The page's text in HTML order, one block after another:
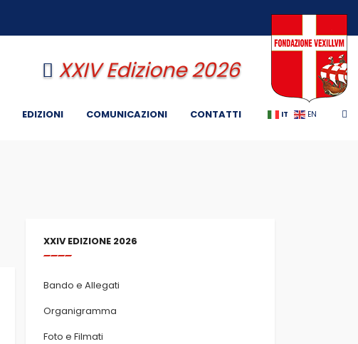
XXIV Edizione 2026
EDIZIONI COMUNICAZIONI CONTATTI EN
IT
XXIV EDIZIONE 2026
Bando e Allegati
Organigramma
Foto e Filmati